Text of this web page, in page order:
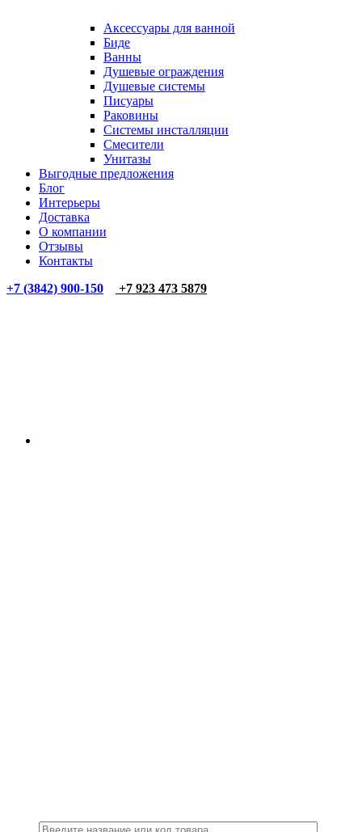
Аксессуары для ванной
Биде
Ванны
Душевые ограждения
Душевые системы
Писуары
Раковины
Системы инсталляции
Смесители
Унитазы
Выгодные предложения
Блог
Интерьеры
Доставка
О компании
Отзывы
Контакты
+7 (3842) 900-150
+7 923 473 5879